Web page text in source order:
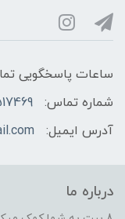
ساعات پاسخگویی تماس 9 صبح
شماره تماس:
09910517469
آدرس ایمیل:
درباره ما